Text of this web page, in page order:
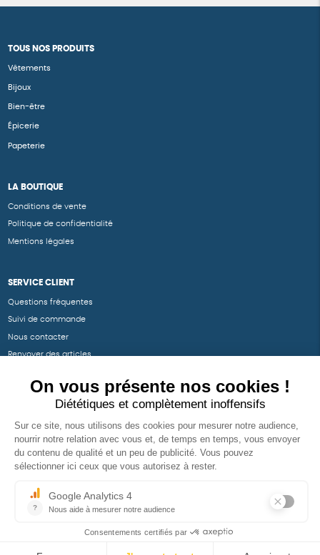
TOUS NOS PRODUITS
Vêtements
Bijoux
Bien-être
Épicerie
Papeterie
LA BOUTIQUE
Conditions de vente
Politique de confidentialité
Mentions légales
SERVICE CLIENT
Questions fréquentes
Suivi de commande
Nous contacter
Renvoyer des articles
SUIVEZ-NOUS
Une boutique élaborée avec